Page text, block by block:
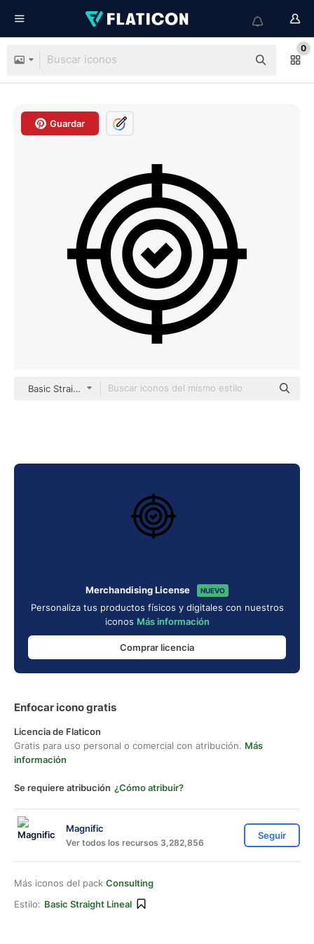
0
Guardar
Basic Straight Lineal
Merchandising License NUEVO
Personaliza tus productos físicos y digitales con nuestros
iconos Más información
Comprar licencia
Enfocar icono gratis
Licencia de Flaticon
Gratis para uso personal o comercial con atribución. Más
información
Se requiere atribución ¿Cómo atribuir?
Magnific
Ver todos los recursos 3,282,856
Seguir
Más iconos del pack Consulting
Estilo: Basic Straight Lineal